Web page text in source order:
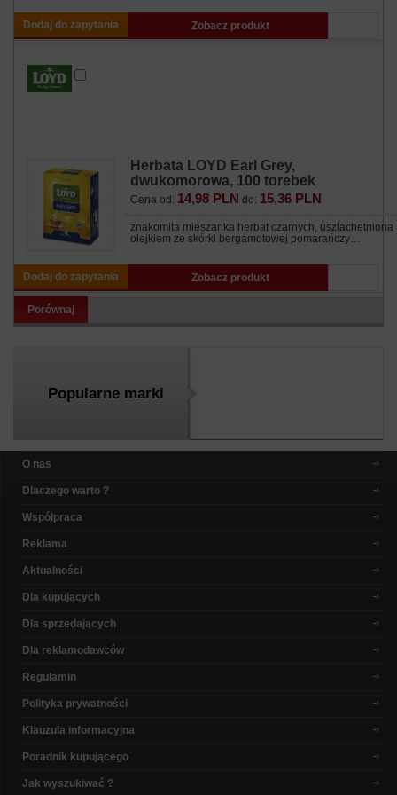
Dodaj do zapytania Zobacz produkt
Herbata LOYD Earl Grey,
dwukomorowa, 100 torebek
Cena od: 14,98 PLN do: 15,36 PLN
znakomita mieszanka herbat czarnych, uszlachetniona
olejkiem ze skórki bergamotowej pomarańczy…
Dodaj do zapytania Zobacz produkt
Porównaj
Popularne marki
O nas
Dlaczego warto ?
Współpraca
Reklama
Aktualności
Dla kupujących
Dla sprzedających
Dla reklamodawców
Regulamin
Polityka prywatności
Klauzula informacyjna
Poradnik kupującego
Jak wyszukiwać ?